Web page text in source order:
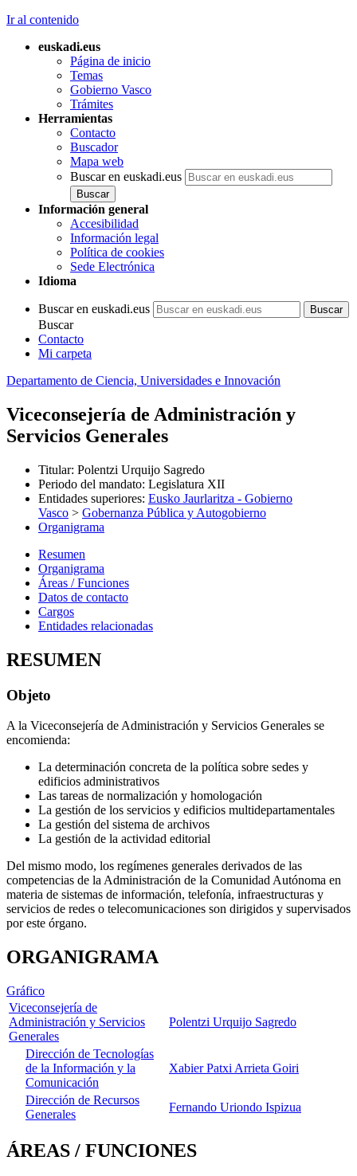
Ir al contenido
euskadi.eus
Página de inicio
Temas
Gobierno Vasco
Trámites
Herramientas
Contacto
Buscador
Mapa web
Buscar en euskadi.eus
Información general
Accesibilidad
Información legal
Política de cookies
Sede Electrónica
Idioma
Buscar en euskadi.eus
Buscar
Contacto
Mi carpeta
Departamento de Ciencia, Universidades e Innovación
Viceconsejería de Administración y
Servicios Generales
Titular: Polentzi Urquijo Sagredo
Periodo del mandato: Legislatura XII
Entidades superiores: Eusko Jaurlaritza - Gobierno
Vasco > Gobernanza Pública y Autogobierno
Organigrama
Resumen
Organigrama
Áreas / Funciones
Datos de contacto
Cargos
Entidades relacionadas
RESUMEN
Objeto
A la Viceconsejería de Administración y Servicios Generales se
encomienda:
La determinación concreta de la política sobre sedes y
edificios administrativos
Las tareas de normalización y homologación
La gestión de los servicios y edificios multidepartamentales
La gestión del sistema de archivos
La gestión de la actividad editorial
Del mismo modo, los regímenes generales derivados de las
competencias de la Administración de la Comunidad Autónoma en
materia de sistemas de información, telefonía, infraestructuras y
servicios de redes o telecomunicaciones son dirigidos y supervisados
por este órgano.
ORGANIGRAMA
Gráfico
Viceconsejería de
Administración y Servicios
Generales
Polentzi Urquijo Sagredo
Dirección de Tecnologías
de la Información y la
Comunicación
Xabier Patxi Arrieta Goiri
Dirección de Recursos
Generales
Fernando Uriondo Ispizua
ÁREAS / FUNCIONES